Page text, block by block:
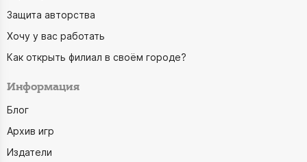
Защита авторства
Хочу у вас работать
Как открыть филиал в своём городе?
Информация
Блог
Архив игр
Издатели